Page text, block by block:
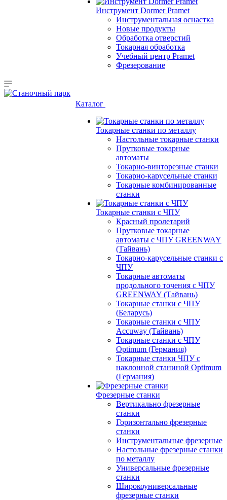
Инструмент Dormer Pramet
Инструментальная оснастка
Новые продукты
Обработка отверстий
Токарная обработка
Учебный центр Pramet
Фрезерование
Каталог
Токарные станки по металлу
Настольные токарные станки
Прутковые токарные
автоматы
Токарно-винторезные станки
Токарно-карусельные станки
Токарные комбинированные
станки
Токарные станки с ЧПУ
Красный пролетарий
Прутковые токарные
автоматы с ЧПУ GREENWAY
(Тайвань)
Токарно-карусельные станки с
ЧПУ
Токарные автоматы
продольного точения с ЧПУ
GREENWAY (Тайвань)
Токарные станки с ЧПУ
(Беларусь)
Токарные станки с ЧПУ
Accuway (Тайвань)
Токарные станки с ЧПУ
Optimum (Германия)
Токарные станки ЧПУ с
наклонной станиной Optimum
(Германия)
Фрезерные станки
Вертикально фрезерные
станки
Горизонтально фрезерные
станки
Инструментальные фрезерные
Настольные фрезерные станки
по металлу
Универсальные фрезерные
станки
Широкоуниверсальные
фрезерные станки